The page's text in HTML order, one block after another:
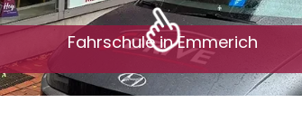
Fahrschule in Emmerich